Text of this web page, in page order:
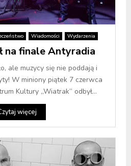
Wiadomości Wydarzenia
na finale Antyradia
ale muzycy się nie poddają i
W miniony piątek 7 czerwca
Kultury „Wiatrak” odbył...
więcej